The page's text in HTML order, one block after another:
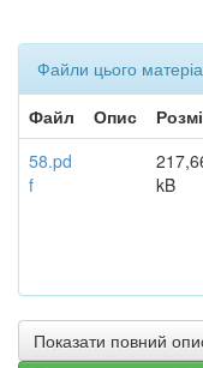
Файли цього
Файл
Опис
58.pd
f
kB
Показати повний